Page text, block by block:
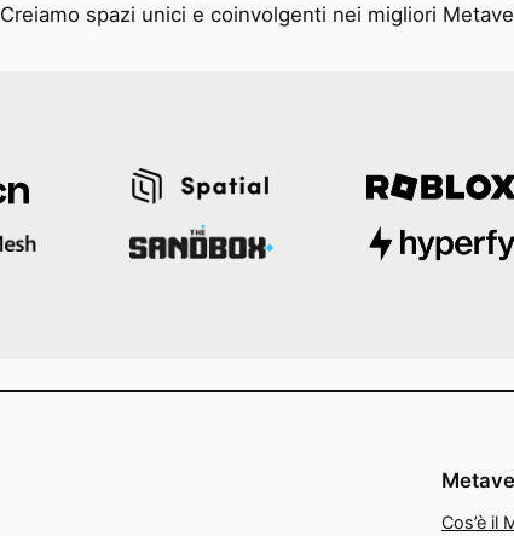
Creiamo spazi unici e coinvolgenti nei migliori
Cos’è il